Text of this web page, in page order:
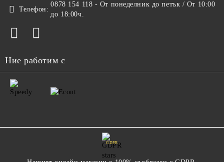
Телефон:
0878 154 118 - От понеделник до петък / От 10:00
до 18:00ч.
Ние работим с
GDPR